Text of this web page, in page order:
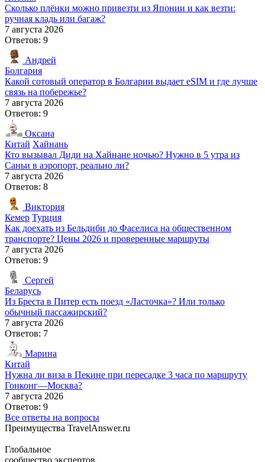
Сколько плёнки можно привезти из Японии и как везти:
ручная кладь или багаж?
7 августа 2026
Ответов: 9
Андрей
Болгария
Какой сотовый оператор в Болгарии выдает eSIM и где лучше
связь на побережье?
7 августа 2026
Ответов: 9
Оксана
Китай Хайнань
Кто вызывал Диди на Хайнане ночью? Нужно в 5 утра из
Саньи в аэропорт, реально ли?
7 августа 2026
Ответов: 8
Виктория
Кемер Турция
Как доехать из Бельдиби до Фаселиса на общественном
транспорте? Цены 2026 и проверенные маршруты
7 августа 2026
Ответов: 9
Сергей
Беларусь
Из Бреста в Питер есть поезд «Ласточка»? Или только
обычный пассажирский?
7 августа 2026
Ответов: 7
Марина
Китай
Нужна ли виза в Пекине при пересадке 3 часа по маршруту
Гонконг—Москва?
7 августа 2026
Ответов: 9
Все ответы на вопросы
Преимущества TravelAnswer.ru
Глобальное